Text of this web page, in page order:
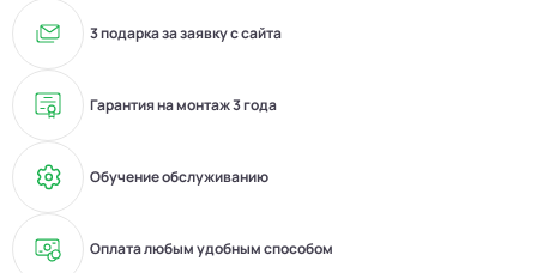
3 подарка за заявку с сайта
Гарантия на монтаж 3 года
Обучение обслуживанию
Оплата любым удобным способом